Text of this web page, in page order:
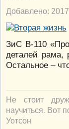
Добавлено:
ЗиС В-110
деталей рама,
Остальное –
Не стоит
научиться. Вот
Уотсон